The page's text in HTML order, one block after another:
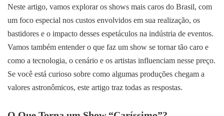
Neste artigo, vamos explorar os shows mais caros do Brasil, com
um foco especial nos custos envolvidos em sua realização, os
bastidores e o impacto desses espetáculos na indústria de eventos.
Vamos também entender o que faz um show se tornar tão caro e
como a tecnologia, o cenário e os artistas influenciam nesse preço.
Se você está curioso sobre como algumas produções chegam a
valores astronômicos, este artigo traz todas as respostas.